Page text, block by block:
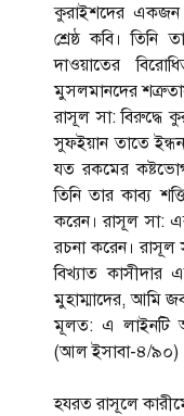
কুরাইশদের একজন
শ্রেষ্ঠ কবি।
দাওয়াতের
মুসলমানদের
রাসূল সা: বিরুদ্ধে
সুফইয়ান তাতে
যত রকমের
তিনি তার কাব্য
করেন। রাসূল সা:
রচনা করেন। রাসূল
বিখ্যাত কাসীদার
মুহাম্মাদের, আমি
মূলত: এ লাইনটি
(আল ইসাবা-৪/৯০)
হযরত রাসূলে